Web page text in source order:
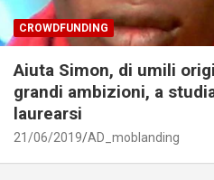
CROWDFUNDING
Aiuta Simon, di umili
grandi ambizioni, a
laurearsi
21/06/2019 AD_moblanding